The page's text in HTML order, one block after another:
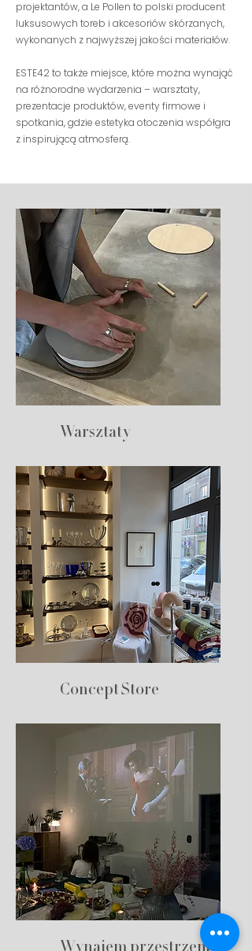
projektantów, a Le Pollen to polski producent
luksusowych toreb i akcesoriów skórzanych,
wykonanych z najwyższej jakości materiałów.
ESTE42 to także miejsce, które można wynająć
na różnorodne wydarzenia – warsztaty,
prezentacje produktów, eventy firmowe i
spotkania, gdzie estetyka otoczenia współgra
z inspirującą atmosferą.
Warsztaty
Concept Store
Wynajem przestrzeni